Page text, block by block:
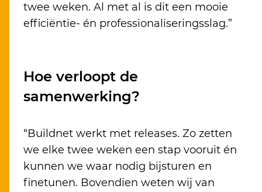
twee weken. Al met al is dit een mooie
efficiëntie- én professionaliseringsslag.”
Hoe verloopt de
samenwerking?
“Buildnet werkt met releases. Zo zetten
we elke twee weken een stap vooruit én
kunnen we waar nodig bijsturen en
finetunen. Bovendien weten wij van